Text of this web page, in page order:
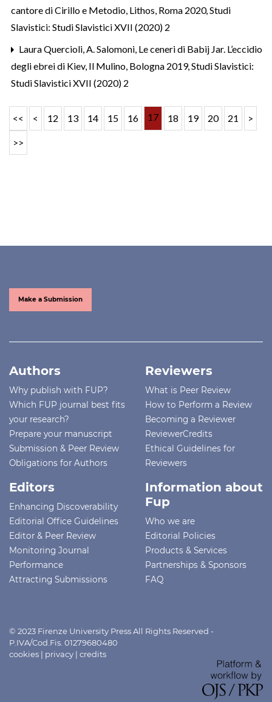
cantore di Cirillo e Metodio, Lithos, Roma 2020,Studi
Slavistici: Studi Slavistici XVII (2020) 2
Laura Quercioli,A. Salomoni, Le ceneri di Babij Jar. L’eccidio
degli ebrei di Kiev, Il Mulino, Bologna 2019,Studi Slavistici:
Studi Slavistici XVII (2020) 2
<< < 12 13 14 15 16 17 18 19 20 21 >
>>
Make a Submission
Authors
Why publish with FUP?
Which FUP journal best fits
your research?
Prepare your manuscript
Submission & Peer Review
Obligations for Authors
Reviewers
What is Peer Review
How to Perform a Review
Becoming a Reviewer
ReviewerCredits
Ethical Guidelines for
Reviewers
Editors
Enhancing Discoverability
Editorial Office Guidelines
Editor & Peer Review
Monitoring Journal
Performance
Attracting Submissions
Information about
Fup
Who we are
Editorial Policies
Products & Services
Partnerships & Sponsors
FAQ
© 2023 Firenze University Press All Rights Reserved -
P.IVA/Cod.Fis. 01279680480
cookies | privacy | credits